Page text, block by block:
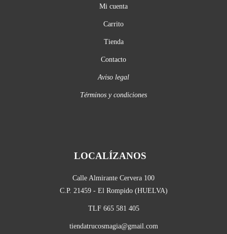
Mi cuenta
Carrito
Tienda
Contacto
Aviso legal
Términos y condiciones
LOCALÍZANOS
Calle Almirante Cervera 100
C.P. 21459 - El Rompido (HUELVA)
TLF 665 581 405
tiendatrucosmagia@gmail.com